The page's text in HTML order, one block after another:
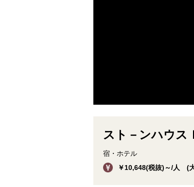
スト－ンハウス
宿・ホテル
￥10,648(税抜)～/人 (